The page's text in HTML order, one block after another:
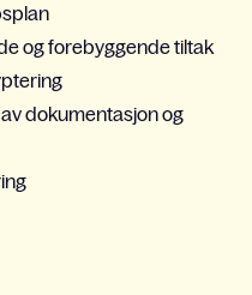
og forebyggende tiltak
dokumentasjon og